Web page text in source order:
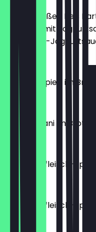
2 Hackspießen Reis
Wahl aus: mit
Knoblauch-
18,50 €
Koobide-Spieß im
11,50 €
Barre Soltani im Brot
19,50 €
Hähnchenfleisch-
12,50 €
Hähnchenfleisch-
11,50 €